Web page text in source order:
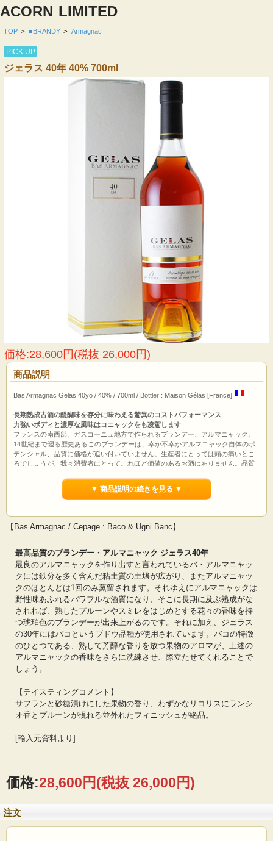
ACORN LIMITED
TOP > ■BRANDY > Armagnac
PICK UP
ジェラス 40年 40% 700ml
価格:28,600円(税抜 26,000円)
商品説明
Bas Armagnac Gelas 40yo / 40% / 700ml / Bottler : Maison Gélas [France]
長期熟成古酒の醍醐味を存分に味わえる驚異のコストパフォーマンス
力強いボディと濃厚な風味はコニャックをも凌駕します
フランスの南西部、ガスコーニュ地方で作られるブランデー、アルマニャック。
14世紀まで遡る歴史あるこのブランデーは、幸か不幸かアルマニャック自体のポ
テンシャル、品質に価格が追い付いていません。生産者にとっては頭の痛いとこ
ろでしょうが、我々消費者にとってこれほど価値のあるお酒はありません。品質
も言っていい価格で現代の我々は入手することができます。
コニャックでは入手がほとんど不可能な30年～60年という驚異的な熟成期間。シ
ングルモルトなど、他の蒸留酒でもこれだけの熟成年を経たものは入手が困難で
ます。
▼ 商品説明の続きを見る ▼
【Bas Armagnac / Cepage : Baco & Ugni Banc】
最高品質のブランデー・アルマニャック ジェラス40年
最良のアルマニャックを作り出すと言われているバ・アルマニャッ
クには鉄分を多く含んだ粘土質の土壌が広がり、またアルマニャッ
クのほとんどは1回のみ蒸留されます。それゆえにアルマニャックは
野性味あふれるパワフルな酒質になり、そこに長期に及ぶ熟成がな
されれば、熟したプルーンやスミレをはじめとする花々の香味を持
つ琥珀色のブランデーが出来上がるのです。それに加え、ジェラス
の30年にはバコというブドウ品種が使用されています。バコの特徴
のひとつである、熟して芳醇な香りを放つ果物のアロマが、上述の
アルマニャックの香味をさらに洗練させ、際立たせてくれることで
しょう。
【テイスティングコメント】
サフランと砂糖漬けにした果物の香り、わずかなリコリスにランシ
オ香とプルーンが現れる並外れたフィニッシュが絶品。
[輸入元資料より]
価格:28,600円(税抜 26,000円)
注文